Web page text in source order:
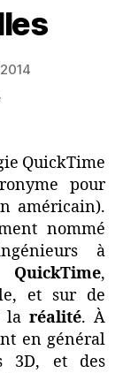
sur
QuickTime
pour
américain).
nommé
à
QuickTime,
et sur de
la réalité. À
en général
3D, et des